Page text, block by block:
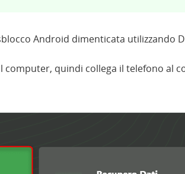
Android dimenticata utilizzando
computer, quindi collega il telefono al